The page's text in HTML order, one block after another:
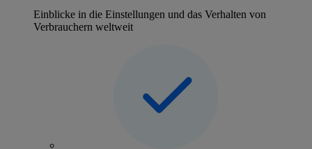
Einblicke in die Einstellungen und das Verhalten von
Verbrauchern weltweit